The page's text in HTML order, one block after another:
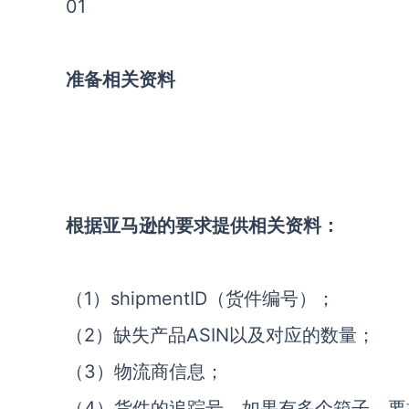
01
准备相关资料
根据亚马逊的要求提供相关资料：
（1）shipmentID（货件编号）；
（2）缺失产品ASIN以及对应的数量；
（3）物流商信息；